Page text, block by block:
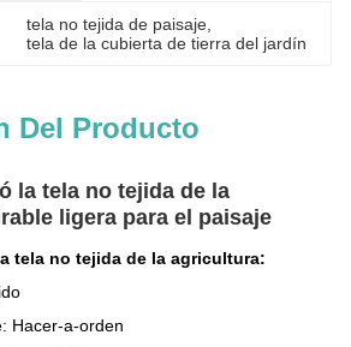
tela no tejida de paisaje
tela de la cubierta de tierra del jardín
Del Producto
la tela no tejida de la
ligera para el paisaje
tela no tejida de la agricultura:
Hacer-a-orden